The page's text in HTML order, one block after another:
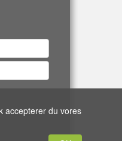
accepterer du vores